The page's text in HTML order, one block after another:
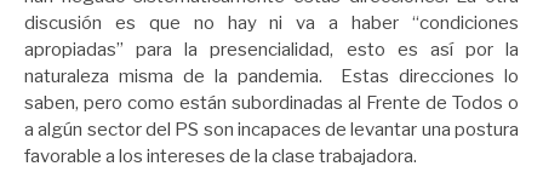
discusión es que no hay ni va a haber “condiciones
apropiadas” para la presencialidad, esto es así por la
naturaleza misma de la pandemia. Estas direcciones lo
saben, pero como están subordinadas al Frente de Todos o
a algún sector del PS son incapaces de levantar una postura
favorable a los intereses de la clase trabajadora.